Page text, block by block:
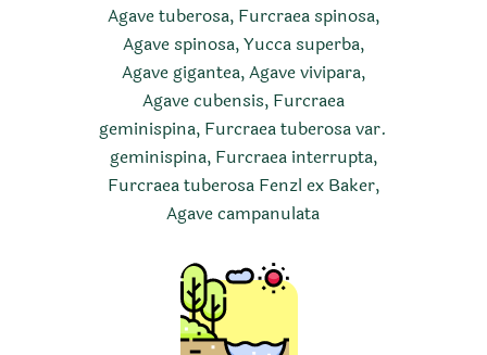
Agave tuberosa, Furcraea spinosa,
Agave spinosa, Yucca superba,
Agave gigantea, Agave vivipara,
Agave cubensis, Furcraea
geminispina, Furcraea tuberosa var.
geminispina, Furcraea interrupta,
Furcraea tuberosa Fenzl ex Baker,
Agave campanulata